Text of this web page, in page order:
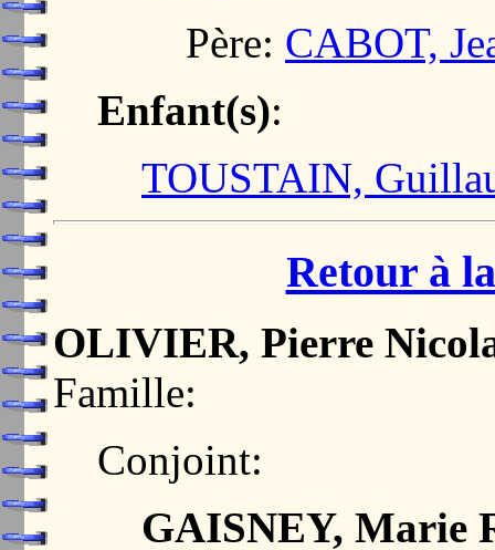
Père: CABOT,
Enfant(s):
TOUSTAIN,
Retour à
OLIVIER, Pierre
Famille:
Conjoint:
GAISNEY, Marie